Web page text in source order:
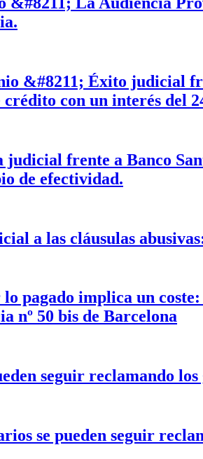
&#8211; Éxito
con un interés del
frente a Banco
de efectividad.
a las cláusulas
pagado implica un
nº 50 bis de Barcelona
seguir reclamando los
se pueden seguir